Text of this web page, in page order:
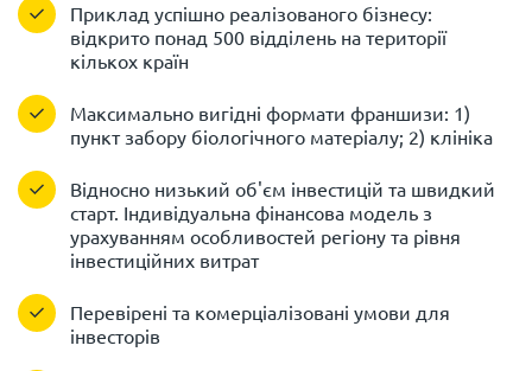
Приклад успішно реалізованого бізнесу:
відкрито понад 500 відділень на території
кількох країн
Максимально вигідні формати франшизи: 1)
пункт забору біологічного матеріалу; 2) клініка
Відносно низький об'єм інвестицій та швидкий
старт. Індивідуальна фінансова модель з
урахуванням особливостей регіону та рівня
інвестиційних витрат
Перевірені та комерціалізовані умови для
інвесторів